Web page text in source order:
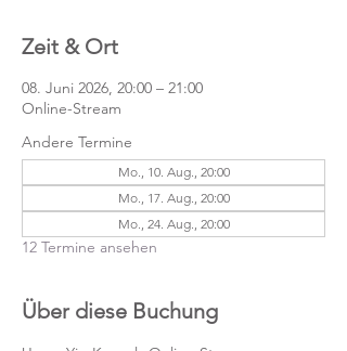
Zeit & Ort
08. Juni 2026, 20:00 – 21:00
Online-Stream
Andere Termine
Mo., 10. Aug., 20:00
Mo., 17. Aug., 20:00
Mo., 24. Aug., 20:00
12 Termine ansehen
Über diese Buchung